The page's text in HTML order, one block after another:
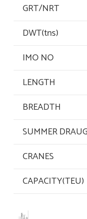
GRT/NRT
DWT(tns)
IMO NO
LENGTH
BREADTH
SUMMER
CRANES
CAPACITY(TEU)